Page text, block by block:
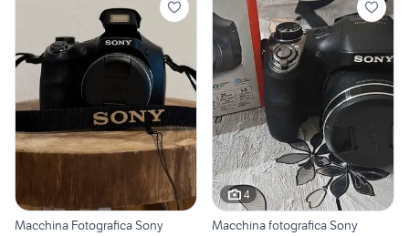
Macchina Fotografica Sony
4
Macchina fotografica Sony